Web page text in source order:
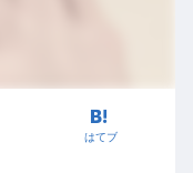
はてブ